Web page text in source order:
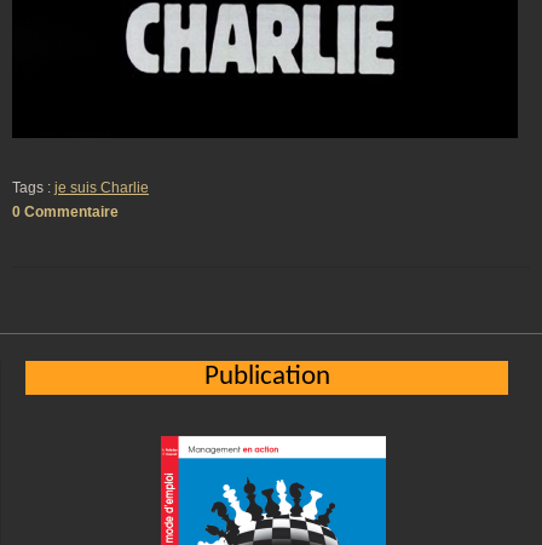
Tags : je suis Charlie
0 Commentaire
Publication